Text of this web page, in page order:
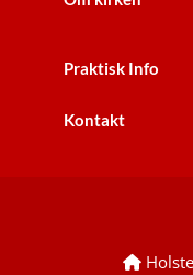
Praktisk Info
Kontakt
